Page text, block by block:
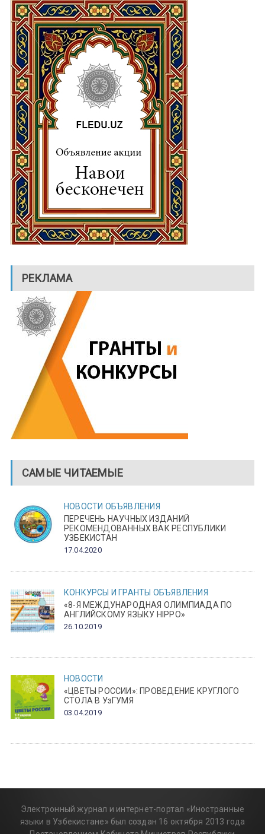
РЕКЛАМА
САМЫЕ ЧИТАЕМЫЕ
НОВОСТИ ОБЪЯВЛЕНИЯ
ПЕРЕЧЕНЬ НАУЧНЫХ ИЗДАНИЙ
РЕКОМЕНДОВАННЫХ ВАК РЕСПУБЛИКИ
УЗБЕКИСТАН
17.04.2020
КОНКУРСЫ И ГРАНТЫ ОБЪЯВЛЕНИЯ
«8-Я МЕЖДУНАРОДНАЯ ОЛИМПИАДА ПО
АНГЛИЙСКОМУ ЯЗЫКУ HIPPO»
26.10.2019
НОВОСТИ
«ЦВЕТЫ РОССИИ»: ПРОВЕДЕНИЕ КРУГЛОГО
СТОЛА В УзГУМЯ
03.04.2019
Электронный журнал и интернет-портал «Иностранные
языки в Узбекистане» был создан 16 октября 2013 года